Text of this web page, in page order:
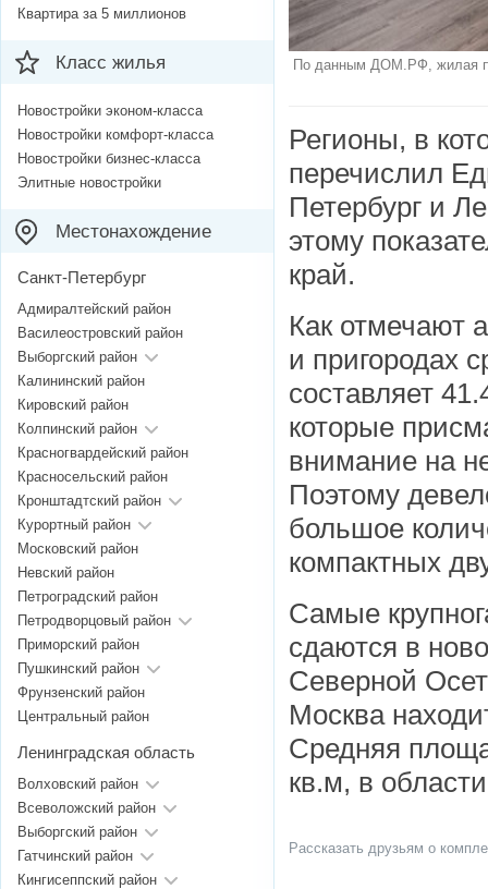
По данным ДОМ.РФ, жилая
Регионы, в
перечислил
Петербург и
этому
край.
Как отмечают
и пригородах
составляет
которые
внимание на
Поэтому
большое
компактных
Самые
сдаются в
Северной
Москва
Средняя
кв.м, в
Рассказать друзьям о
Квартира за 5 миллионов
Класс жилья
Новостройки эконом-класса
Новостройки комфорт-класса
Новостройки бизнес-класса
Элитные новостройки
Местонахождение
Санкт-Петербург
Адмиралтейский район
Василеостровский район
Выборгский район
Калининский район
Кировский район
Колпинский район
Красногвардейский район
Красносельский район
Кронштадтский район
Курортный район
Московский район
Невский район
Петроградский район
Петродворцовый район
Приморский район
Пушкинский район
Фрунзенский район
Центральный район
Ленинградская область
Волховский район
Всеволожский район
Выборгский район
Гатчинский район
Кингисеппский район